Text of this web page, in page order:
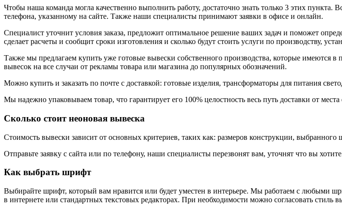
Чтобы наша команда могла качественно выполнить работу, достаточно знать только 3 этих
телефона, указанному на сайте. Также наши специалисты принимают заявки в офисе и онлайн.
Специалист уточнит условия заказа, предложит оптимальное решение ваших задач и поможет
сделает расчеты и сообщит сроки изготовления и сколько будут стоить услуги по производству,
Также мы предлагаем купить уже готовые вывески собственного производства, которые имеются
вывесок на все случаи от рекламы товара или магазина до популярных обозначений.
Можно купить и заказать по почте с доставкой: готовые изделия, трансформаторы для питания
Мы надежно упаковываем товар, что гарантирует его 100% целостность весь путь доставки от
Сколько стоит неоновая вывеска
Стоимость вывески зависит от основных критериев, таких как: размеров конструкции,
Отправьте заявку с сайта или по телефону, наши специалисты перезвонят вам, уточнят что вы
Как выбрать шрифт
Выбирайте шрифт, который вам нравится или будет уместен в интерьере. Мы работаем с
в интернете или стандартных текстовых редакторах. При необходимости можно согласовать стиль